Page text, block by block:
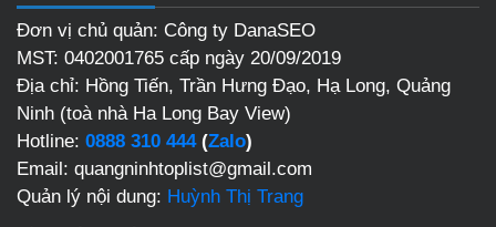
Đơn vị chủ quản: Công ty DanaSEO
MST: 0402001765 cấp ngày 20/09/2019
Địa chỉ: Hồng Tiến, Trần Hưng Đạo, Hạ Long, Quảng
Ninh (toà nhà Ha Long Bay View)
Hotline: 0888 310 444(Zalo)
Email: quangninhtoplist@gmail.com
Quản lý nội dung: Huỳnh Thị Trang